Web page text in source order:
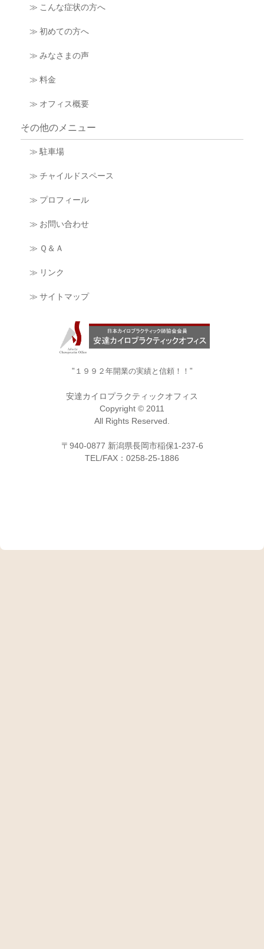
≫ こんな症状の方へ
≫ 初めての方へ
≫ みなさまの声
≫ 料金
≫ オフィス概要
その他のメニュー
≫ 駐車場
≫ チャイルドスペース
≫ プロフィール
≫ お問い合わせ
≫ Ｑ＆Ａ
≫ リンク
≫ サイトマップ
"１９９２年開業の実績と信頼！！"
安達カイロプラクティックオフィス
Copyright © 2011
All Rights Reserved.
〒940-0877 新潟県長岡市稲保1-237-6
TEL/FAX：0258-25-1886